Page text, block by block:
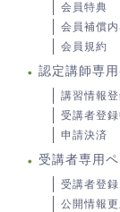
会員特典
会員補償
会員規約
認定講師専
講習情報
受講者登
申請決済
受講者専用
受講者登録
公開情報更